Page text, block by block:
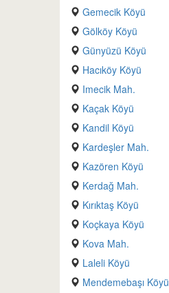
Gemecik Köyü
Gölköy Köyü
Günyüzü Köyü
Hacıköy Köyü
Imecik Mah.
Kaçak Köyü
Kandil Köyü
Kardeşler Mah.
Kazören Köyü
Kerdağ Mah.
Kırıktaş Köyü
Koçkaya Köyü
Kova Mah.
Laleli Köyü
Mendemebaşı Köyü